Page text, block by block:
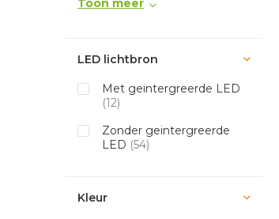
Toon meer
LED lichtbron
Met geintergreerde LED
(12)
Zonder geintergreerde
LED (54)
Kleur